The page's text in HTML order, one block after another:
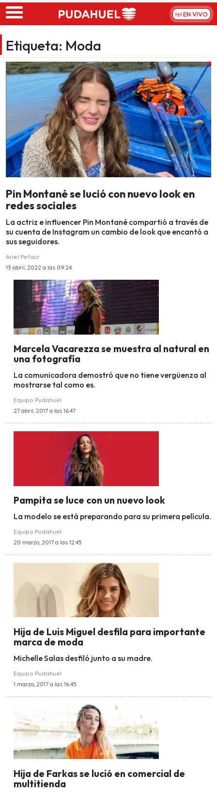
Skip to main content
EN VIVO
Etiqueta: Moda
Pin Montané se lució con nuevo look en
redes sociales
La actriz e influencer Pin Montané compartió a través de
su cuenta de Instagram un cambio de look que encantó a
sus seguidores.
Ariel Pefaur
13 abril, 2022 a las 09:24
Marcela Vacarezza se muestra al natural en
una fotografía
La comunicadora demostró que no tiene vergüenza al
mostrarse tal como es.
Equipo Pudahuel
27 abril, 2017 a las 16:47
Pampita se luce con un nuevo look
La modelo se está preparando para su primera película.
Equipo Pudahuel
20 marzo, 2017 a las 12:45
Hija de Luis Miguel desfila para importante
marca de moda
Michelle Salas desfiló junto a su madre.
Equipo Pudahuel
1 marzo, 2017 a las 16:45
Hija de Farkas se lució en comercial de
multitienda